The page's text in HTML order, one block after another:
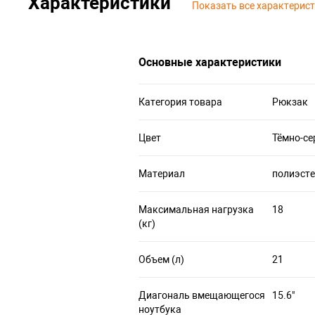
Показать все
Основные характеристики
Категория товара Рюкзак
Цвет Тёмно-
Материал
Максимальная нагрузка
(кг)
18
Объем (л) 21
Диагональ вмещающегося
ноутбука
15.6"